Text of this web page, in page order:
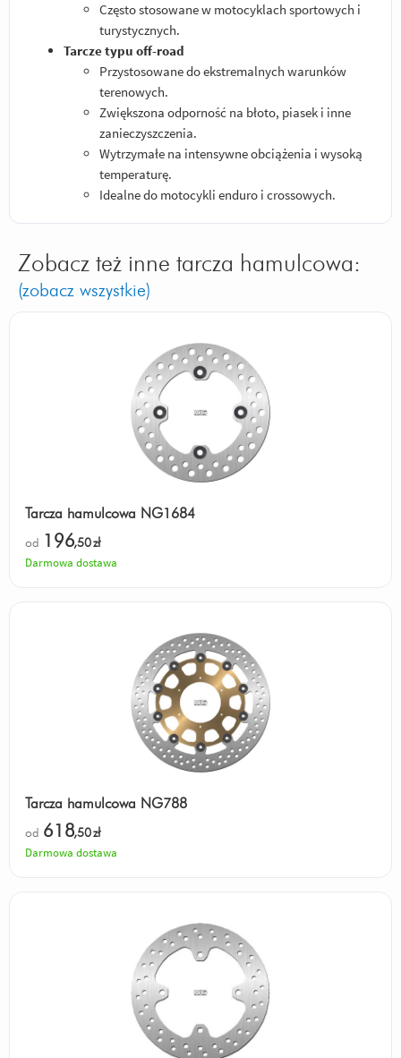
Często stosowane w motocyklach sportowych i
turystycznych.
Tarcze typu off-road
Przystosowane do ekstremalnych warunków
terenowych.
Zwiększona odporność na błoto, piasek i inne
zanieczyszczenia.
Wytrzymałe na intensywne obciążenia i wysoką
temperaturę.
Idealne do motocykli enduro i crossowych.
Zobacz też inne tarcza hamulcowa:
(zobacz wszystkie)
Tarcza hamulcowa NG1684
od 196,50zł
Darmowa dostawa
Tarcza hamulcowa NG788
od 618,50zł
Darmowa dostawa